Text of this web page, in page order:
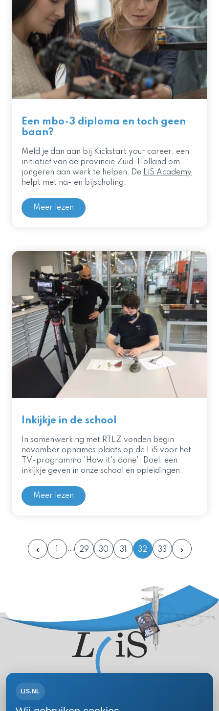
Een mbo-3 diploma en toch geen
baan?
Meld je dan aan bij Kickstart your career; een
initiatief van de provincie Zuid-Holland om
jongeren aan werk te helpen. De LiS Academy
helpt met na- en bijscholing.
Meer lezen
Inkijkje in de school
In samenwerking met RTLZ vonden begin
november opnames plaats op de LiS voor het
TV-programma 'How it's done'. Doel: een
inkijkje geven in onze school en opleidingen.
Meer lezen
29 30 31 32 33
Volg ons op:
LIS.NL